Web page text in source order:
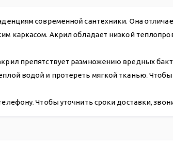
современной сантехники. Она
каркасом. Акрил обладает низкой
препятствует размножению вредных
водой и протереть мягкой тканью.
Чтобы уточнить сроки доставки,